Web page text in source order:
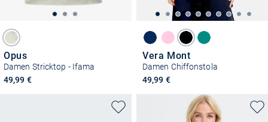
Opus
Damen Stricktop - Ifama
49,99 €
Vera Mont
Damen Chiffonstola
49,99 €